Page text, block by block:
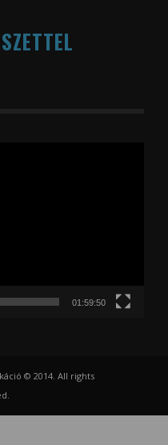
01:59:50
© 2014. All rights